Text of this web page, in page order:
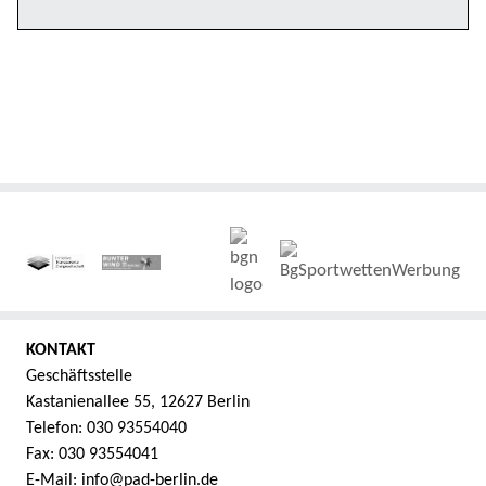
KONTAKT
Geschäftsstelle
Kastanienallee 55, 12627 Berlin
Telefon: 030 93554040
Fax: 030 93554041
E-Mail: info@pad-berlin.de